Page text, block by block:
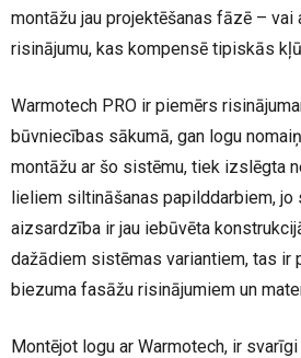
montāžu jau projektēšanas fāzē – vai
risinājumu, kas kompensē tipiskās
Warmotech PRO ir piemērs
būvniecības sākumā, gan logu
montāžu ar šo sistēmu, tiek izslēgta
lieliem siltināšanas papilddarbiem,
aizsardzība ir jau iebūvēta
dažādiem sistēmas variantiem, tas ir
biezuma fasāžu risinājumiem un
Montējot logu ar Warmotech, ir